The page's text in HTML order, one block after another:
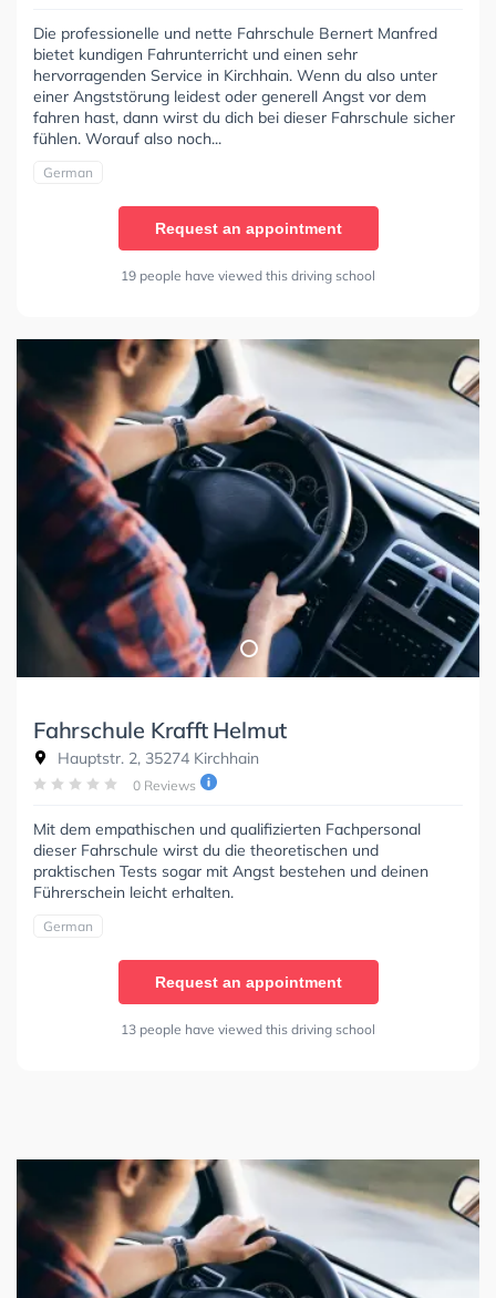
Die professionelle und nette Fahrschule Bernert Manfred
bietet kundigen Fahrunterricht und einen sehr
hervorragenden Service in Kirchhain. Wenn du also unter
einer Angststörung leidest oder generell Angst vor dem
fahren hast, dann wirst du dich bei dieser Fahrschule sicher
fühlen. Worauf also noch...
German
Request an appointment
19 people have viewed this driving school
Fahrschule Krafft Helmut
Hauptstr. 2, 35274 Kirchhain
0 Reviews
Mit dem empathischen und qualifizierten Fachpersonal
dieser Fahrschule wirst du die theoretischen und
praktischen Tests sogar mit Angst bestehen und deinen
Führerschein leicht erhalten.
German
Request an appointment
13 people have viewed this driving school